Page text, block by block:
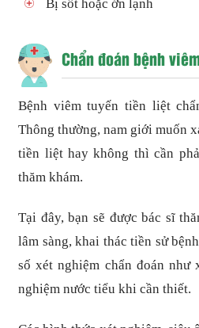
Bị sốt hoặc ớn lạnh
Chẩn đoán bệnh
Bệnh viêm tuyến tiền liệt
Thông thường, nam giới muốn
tiền liệt hay không thì cần
thăm khám.
Tại đây, bạn sẽ được bác sĩ
lâm sàng, khai thác tiền sử
số xét nghiệm chẩn đoán như
nghiệm nước tiểu khi cần thiết.